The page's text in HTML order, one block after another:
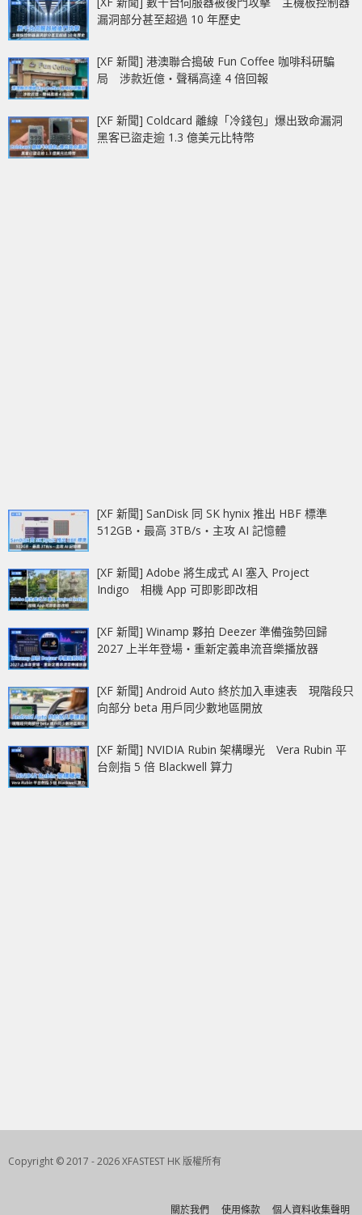
漏洞部分甚至超過 10 年歷史
[XF 新聞] 港澳聯合搗破 Fun Coffee 咖啡科研騙
局 涉款近億‧聲稱高達 4 倍回報
[XF 新聞] Coldcard 離線「冷錢包」爆出致命漏洞
黑客已盜走逾 1.3 億美元比特幣
[XF 新聞] SanDisk 同 SK hynix 推出 HBF 標準
512GB‧最高 3TB/s‧主攻 AI 記憶體
[XF 新聞] Adobe 將生成式 AI 塞入 Project
Indigo 相機 App 可即影即改相
[XF 新聞] Winamp 夥拍 Deezer 準備強勢回歸
2027 上半年登場‧重新定義串流音樂播放器
[XF 新聞] Android Auto 終於加入車速表 現階段只
向部分 beta 用戶同少數地區開放
[XF 新聞] NVIDIA Rubin 架構曝光 Vera Rubin 平
台劍指 5 倍 Blackwell 算力
Copyright © 2017 - 2026 XFASTEST HK 版權所有
關於我們 使用條款 個人資料收集聲明